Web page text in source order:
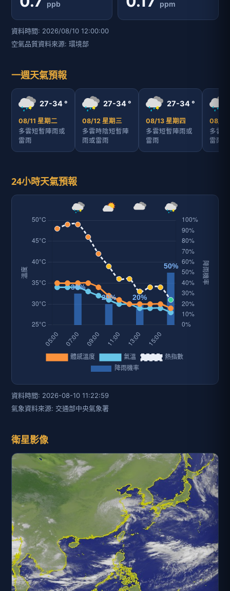
ppb ppm
資料時間: 2026/08/10 12:00:00
空氣品質資料來源: 環境部
一週天氣預報
27-34 °
08/11 星期二
多雲短暫陣雨或
雷雨
27-34 °
08/12 星期三
多雲時陰短暫陣
雨或雷雨
27-34 °
08/13 星期四
多雲短暫陣雨或
雷雨
08/14
多雲
雷雨
24小時天氣預報
資料時間: 2026-08-10 11:22:59
氣象資料來源: 交通部中央氣象署
衛星影像